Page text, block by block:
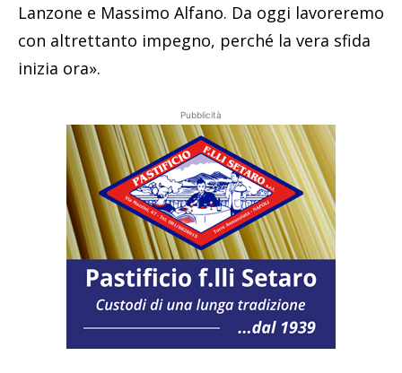
Lanzone e Massimo Alfano. Da oggi lavoreremo
con altrettanto impegno, perché la vera sfida
inizia ora».
Pubblicità